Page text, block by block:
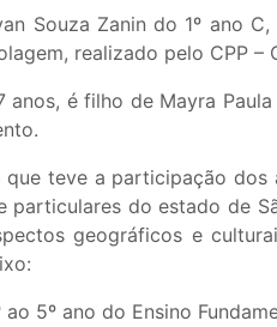
Souza Zanin do 1º ano
realizado pelo CPP –
anos, é filho de Mayra
que teve a participação dos
particulares do estado de
geográficos e
ao 5º ano do Ensino